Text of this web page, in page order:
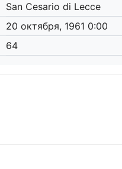
San Cesario di Lecce
20 октября, 1961 0:00
64